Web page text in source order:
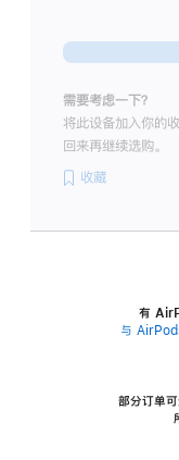
需要考虑一下？
将此设备加入你的
回来再继续选购。
收藏
有
与
部分订单